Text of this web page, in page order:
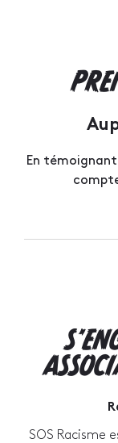
En
SOS Racisme